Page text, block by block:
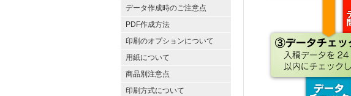
データ作成時のご注意点
PDF作成方法
印刷のオプションについて
用紙について
商品別注意点
印刷方式について